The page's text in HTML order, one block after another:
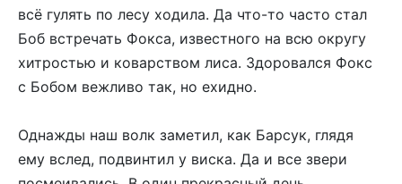
всё гулять по лесу ходила. Да что-то часто стал
Боб встречать Фокса, известного на всю округу
хитростью и коварством лиса. Здоровался Фокс
с Бобом вежливо так, но ехидно.
Однажды наш волк заметил, как Барсук, глядя
ему вслед, подвинтил у виска. Да и все звери